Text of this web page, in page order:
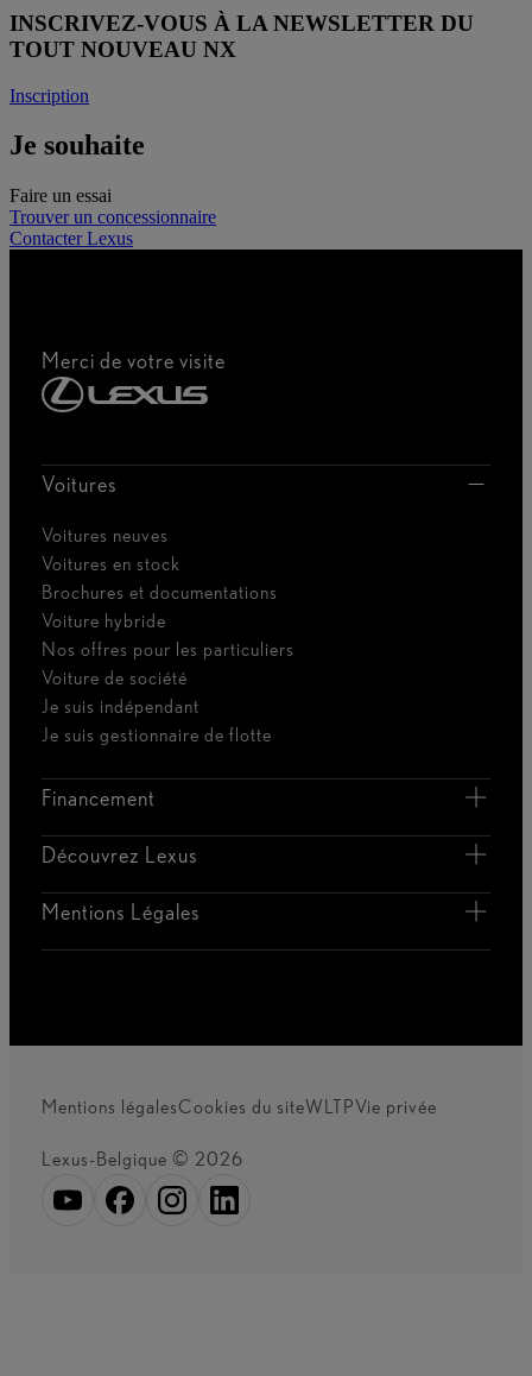
INSCRIVEZ-VOUS À LA NEWSLETTER DU
TOUT NOUVEAU NX
Inscription
Je souhaite
Faire un essai
Trouver un concessionnaire
Contacter Lexus
Merci de votre visite
Voitures
Voitures neuves
Voitures en stock
Brochures et documentations
Voiture hybride
Nos offres pour les particuliers
Voiture de société
Je suis indépendant
Je suis gestionnaire de flotte
Financement
Découvrez Lexus
Mentions Légales
Mentions légalesCookies du siteWLTPVie privée
Lexus-Belgique © 2026